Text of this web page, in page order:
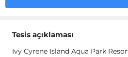
Tesis açıklaması
Ivy Cyrene Island Aqua Park